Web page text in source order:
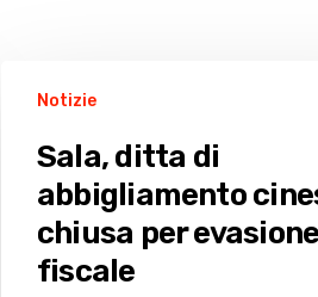
ditta
abbigliamento
cinese
chiusa
Notizie
Sala, ditta di
abbigliamento
chiusa per evasione
fiscale